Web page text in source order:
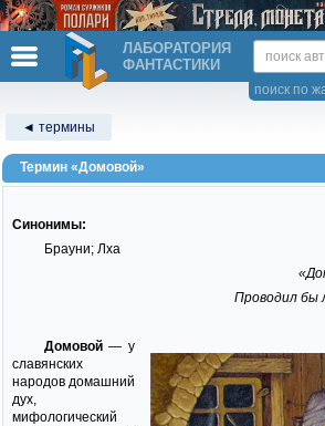
ЛАБОРАТОРИЯ
ФАНТАСТИКИ
поиск по
◄ термины
Термин «Домовой»
Синонимы:
Брауни; Лха
Проводил бы
Домовой— у
славянских
народов домашний
дух,
мифологический